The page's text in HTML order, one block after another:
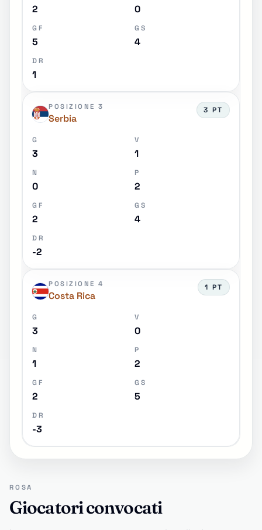
2 0
GF
5
GS
4
DR
1
POSIZIONE 3
Serbia
3 PT
G
3
V
1
N
0
P
2
GF
2
GS
4
DR
-2
POSIZIONE 4
Costa Rica
1 PT
G
3
V
0
N
1
P
2
GF
2
GS
5
DR
-3
ROSA
Giocatori convocati